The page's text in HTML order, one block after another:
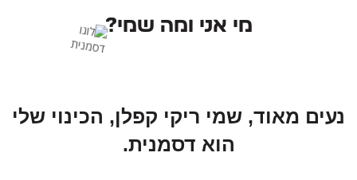
מי אני ומה שמי?
נעים מאוד, שמי ריקי קפלן, הכינוי שלי
הוא דסמנית.